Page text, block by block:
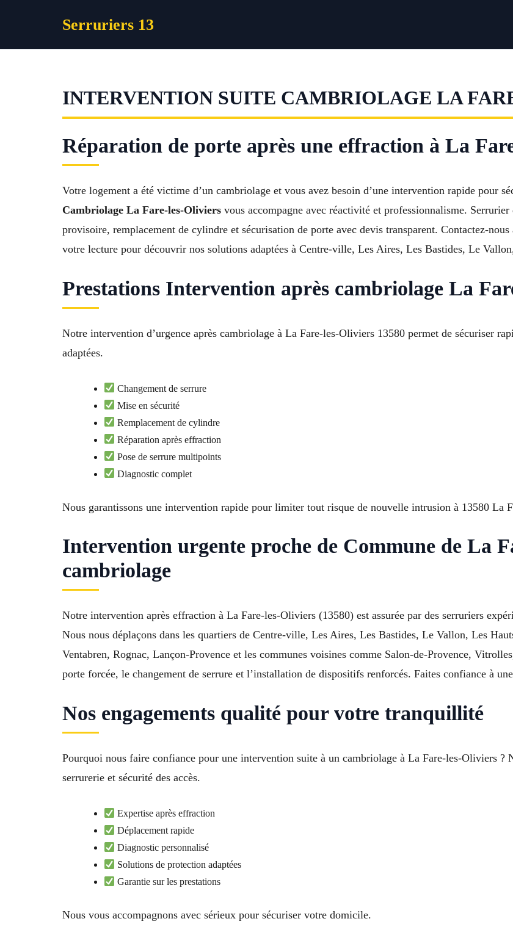
Serruriers 13
INTERVENTION SUITE CAMBRIOLAGE LA
Réparation de porte après une effraction à La
Votre logement a été victime d’un cambriolage et vous avez besoin d’une intervention rapide pour
Cambriolage La Fare-les-Oliviers vous accompagne avec réactivité et professionnalisme.
provisoire, remplacement de cylindre et sécurisation de porte avec devis transparent. Contactez-
votre lecture pour découvrir nos solutions adaptées à Centre-ville, Les Aires, Les Bastides, Le
Prestations Intervention après cambriolage La
Notre intervention d’urgence après cambriolage à La Fare-les-Oliviers 13580 permet de sécuriser
adaptées.
Changement de serrure
Mise en sécurité
Remplacement de cylindre
Réparation après effraction
Pose de serrure multipoints
Diagnostic complet
Nous garantissons une intervention rapide pour limiter tout risque de nouvelle intrusion à 13580 La
Intervention urgente proche de Commune de La
cambriolage
Notre intervention après effraction à La Fare-les-Oliviers (13580) est assurée par des serruriers
Nous nous déplaçons dans les quartiers de Centre-ville, Les Aires, Les Bastides, Le Vallon, Les
Ventabren, Rognac, Lançon-Provence et les communes voisines comme Salon-de-Provence,
porte forcée, le changement de serrure et l’installation de dispositifs renforcés. Faites confiance à
Nos engagements qualité pour votre tranquillité
Pourquoi nous faire confiance pour une intervention suite à un cambriolage à La Fare-les-Oliviers ?
serrurerie et sécurité des accès.
Expertise après effraction
Déplacement rapide
Diagnostic personnalisé
Solutions de protection adaptées
Garantie sur les prestations
Nous vous accompagnons avec sérieux pour sécuriser votre domicile.